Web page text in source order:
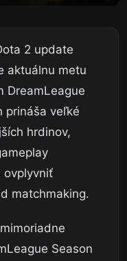
2 update
aktuálnu metu
DreamLeague
prináša veľké
hrdinov,
ovplyvniť
matchmaking.
Season